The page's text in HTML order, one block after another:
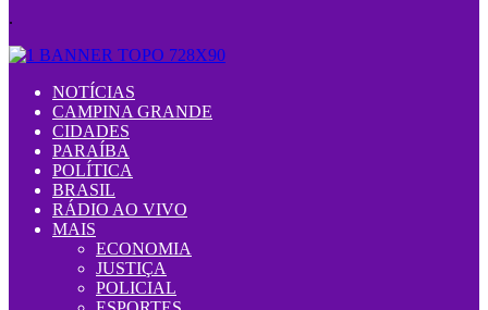
.
NOTÍCIAS
CAMPINA GRANDE
CIDADES
PARAÍBA
POLÍTICA
BRASIL
RÁDIO AO VIVO
MAIS
ECONOMIA
JUSTIÇA
POLICIAL